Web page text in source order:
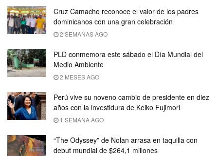
Cruz Camacho reconoce el valor de los padres
dominicanos con una gran celebración
2 SEMANAS AGO
PLD conmemora este sábado el Día Mundial del
Medio Ambiente
2 MESES AGO
Perú vive su noveno cambio de presidente en diez
años con la investidura de Keiko Fujimori
1 SEMANA AGO
“The Odyssey” de Nolan arrasa en taquilla con
debut mundial de $264,1 millones